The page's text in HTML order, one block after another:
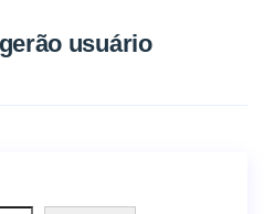
usuário